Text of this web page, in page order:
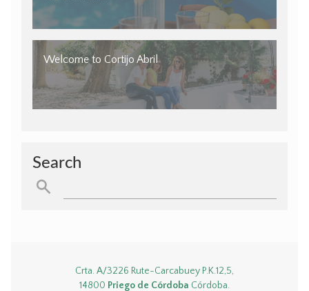
Welcome to Cortijo Abril
Search
Crta. A/3226 Rute-Carcabuey P.K.12,5,
14800 Priego de Córdoba Córdoba.